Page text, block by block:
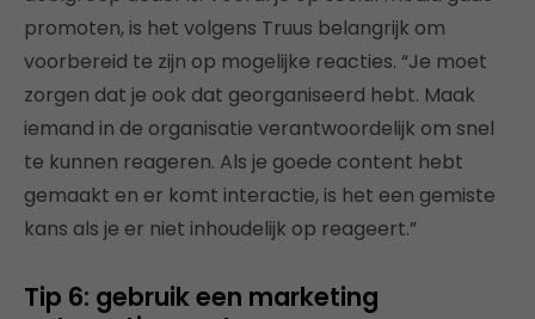
promoten, is het volgens Truus belangrijk om
voorbereid te zijn op mogelijke reacties. “Je moet
zorgen dat je ook dat georganiseerd hebt. Maak
iemand in de organisatie verantwoordelijk om snel
te kunnen reageren. Als je goede content hebt
gemaakt en er komt interactie, is het een gemiste
kans als je er niet inhoudelijk op reageert.”
Tip 6: gebruik een marketing